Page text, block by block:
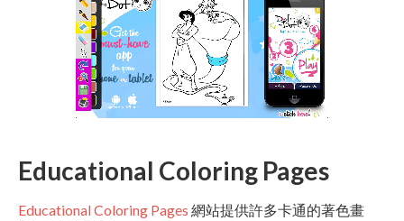
Educational Coloring Pages
Educational Coloring Pages 網站提供許多卡通的著色畫